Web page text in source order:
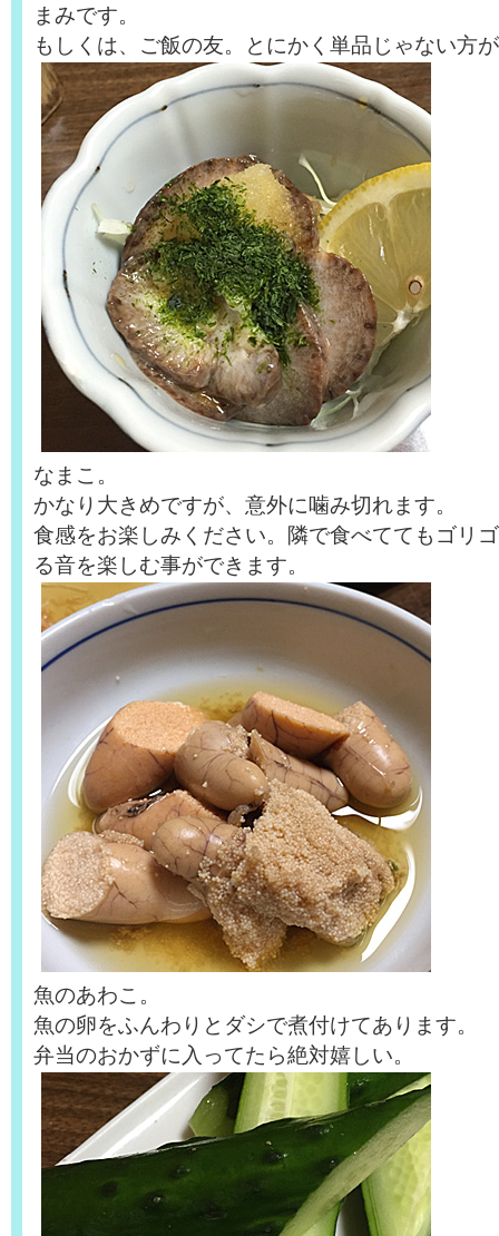
まみです。
もしくは、ご飯の友。とにかく単品じゃない方
なまこ。
かなり大きめですが、意外に噛み切れます。
食感をお楽しみください。隣で食べててもゴリ
る音を楽しむ事ができます。
魚のあわこ。
魚の卵をふんわりとダシで煮付けてあります。
弁当のおかずに入ってたら絶対嬉しい。